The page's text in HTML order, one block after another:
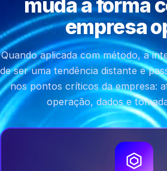
muda a forma
empresa
Quando aplicada com método, a
de ser uma tendência distante e
nos pontos críticos da empresa:
operação, dados e